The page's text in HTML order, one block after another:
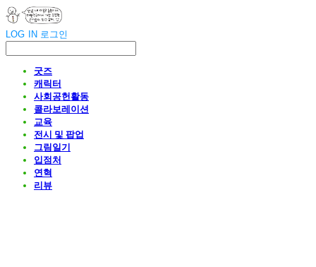
LOG IN 로그인
굿즈
캐릭터
사회공헌활동
콜라보레이션
교육
전시 및 팝업
그림일기
입점처
연혁
리뷰